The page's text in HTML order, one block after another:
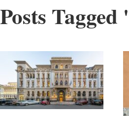
Posts Tagged '